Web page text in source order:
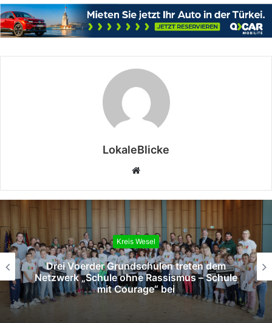
LokaleBlicke
Webseite
Kreis Wesel
Drei Voerder Grundschulen treten dem
Netzwerk „Schule ohne Rassismus – Schule
mit Courage“ bei